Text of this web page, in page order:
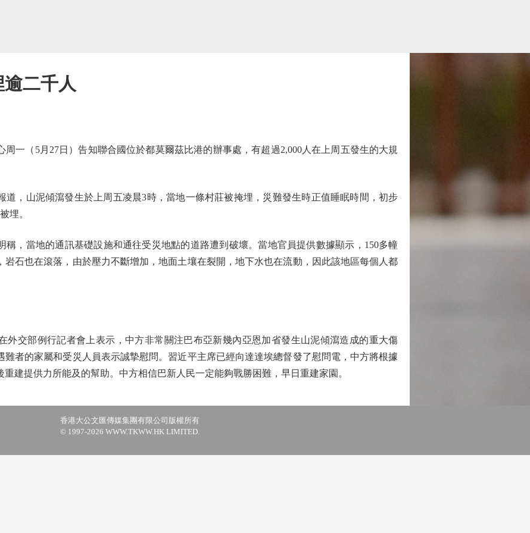
二千人
（5月27日）告知聯合國位於都莫爾茲比港的辦事處，有超過2,000人在上周五發生的大規
山泥傾瀉發生於上周五凌晨3時，當地一條村莊被掩埋，災難發生時正值睡眠時間，初步
埋。
，當地的通訊基礎設施和通往受災地點的道路遭到破壞。當地官員提供數據顯示，150多幢
岩石也在滾落，由於壓力不斷增加，地面土壤在裂開，地下水也在流動，因此該地區每個人都
交部例行記者會上表示，中方非常關注巴布亞新幾內亞恩加省發生山泥傾瀉造成的重大傷
難者的家屬和受災人員表示誠摯慰問。習近平主席已經向達達埃總督發了慰問電，中方將根據
建提供力所能及的幫助。中方相信巴新人民一定能夠戰勝困難，早日重建家園。
香港大公文匯傳媒集團有限公司版權所有
© 1997-2026 WWW.TKWW.HK LIMITED.